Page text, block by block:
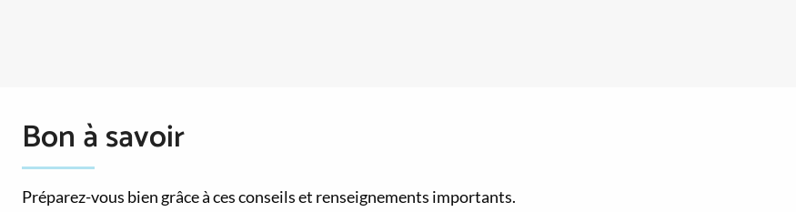
Bon à savoir
Préparez-vous bien grâce à ces conseils et renseignements importants.